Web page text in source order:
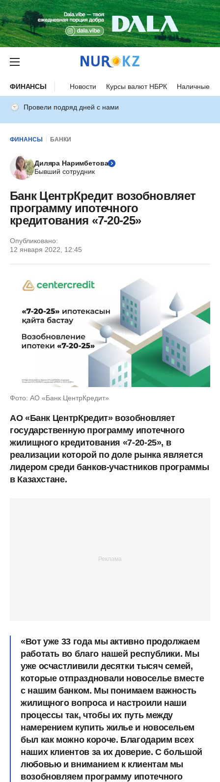
ФИНАНСЫ Новости Курсы валют НБРК Наличные
Провели подряд дней с нами
ФИНАНСЫ БАНКИ
Диляра Наримбетова
Бывший сотрудник
Банк ЦентрКредит возобновляет
программу ипотечного
кредитования «7-20-25»
Опубликовано:
12 января 2022, 12:45
Фото: АО «Банк ЦентрКредит»
АО «Банк ЦентрКредит» возобновляет
государственную программу ипотечного
жилищного кредитования «7-20-25», в
реализации которой по доле рынка является
лидером среди банков-участников программы
в Казахстане.
«Вот уже 33 года мы активно продолжаем
работать во благо нашей республики. Мы
уже осчастливили десятки тысяч семей,
которые отпраздновали новоселье вместе
с нашим банком. Мы понимаем важность
жилищного вопроса и настроили наши
процессы так, чтобы их путь между
намерением купить жилье и новосельем
был как можно короче. Благодарим всех
наших клиентов за их доверие. С большой
любовью и вниманием к клиентам мы
возобновляем программу ипотечного